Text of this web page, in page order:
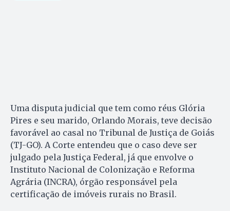
Uma disputa judicial que tem como réus Glória
Pires e seu marido, Orlando Morais, teve decisão
favorável ao casal no Tribunal de Justiça de Goiás
(TJ-GO). A Corte entendeu que o caso deve ser
julgado pela Justiça Federal, já que envolve o
Instituto Nacional de Colonização e Reforma
Agrária (INCRA), órgão responsável pela
certificação de imóveis rurais no Brasil.